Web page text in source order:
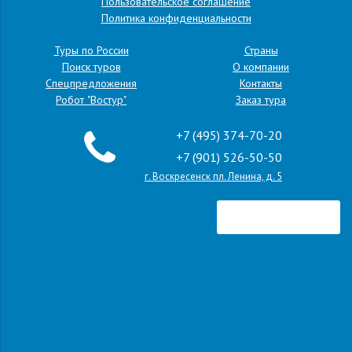
Политика конфиденциальности
Туры по России
Поиск туров
Спецпредложения
Робот "Востур"
Страны
О компании
Контакты
Заказ тура
+7 (495) 374-70-20
+7 (901) 526-50-50
г. Воскресенск пл. Ленина, д. 5